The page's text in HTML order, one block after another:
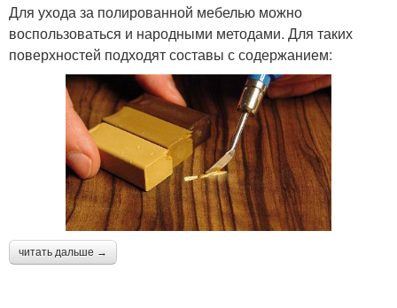
Для ухода за полированной мебелью можно
воспользоваться и народными методами. Для таких
поверхностей подходят составы с содержанием:
читать дальше →